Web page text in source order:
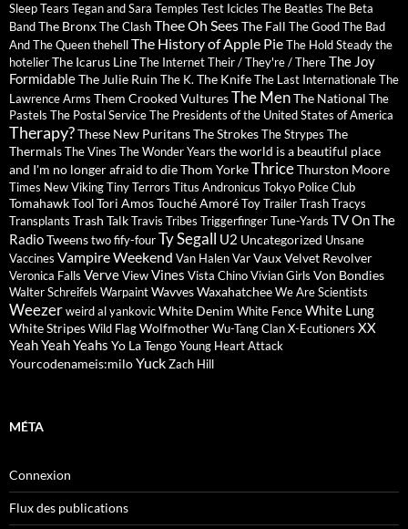
SleepTears Tegan and Sara Temples Test Icicles The Beatles The Beta
BandThe BronxThe ClashThee Oh SeesThe Fall The Good The Bad
And The QueenthehellThe History of Apple PieThe Hold Steadythe
hotelierThe Icarus LineThe InternetTheir / They're / ThereThe Joy
FormidableThe Julie Ruin The K. The KnifeThe Last InternationaleThe
Lawrence Arms Them Crooked VulturesThe MenThe National The
Pastels The Postal ServiceThe Presidents of the United States of America
Therapy?These New PuritansThe StrokesThe Strypes The
ThermalsThe Vines The Wonder Years the world is a beautiful place
and I'm no longer afraid to dieThom YorkeThriceThurston Moore
Times New VikingTiny Terrors Titus Andronicus Tokyo Police Club
TomahawkToolTori AmosTouché AmoréToyTrailer Trash Tracys
Transplants Trash TalkTravis Tribes TriggerfingerTune-Yards TV On The
RadioTweenstwo fify-fourTy Segall U2 Uncategorized Unsane
Vaccines Vampire Weekend Van HalenVarVauxVelvet Revolver
Veronica Falls VerveViewVines Vista ChinoVivian Girls Von Bondies
Walter Schreifels WarpaintWavvesWaxahatcheeWe Are Scientists
Weezerweird al yankovicWhite Denim White FenceWhite Lung
White StripesWild FlagWolfmotherWu-Tang ClanX-Ecutioners XX
Yeah Yeah Yeahs Yo La TengoYoung Heart Attack
Yourcodenameis:miloYuckZach Hill
MÉTA
Connexion
Flux des publications